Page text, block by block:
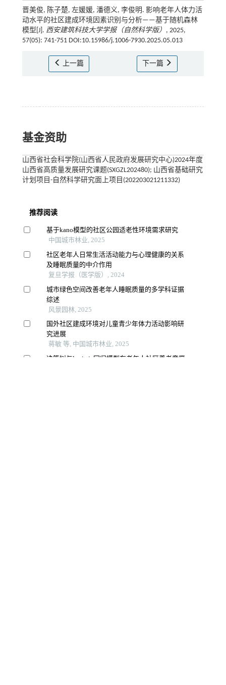
晋美俊, 陈子楚, 左媛媛, 潘德义, 李俊明. 影响老年人体力活
动水平的社区建成环境因素识别与分析——基于随机森林
模型[J]. 西安建筑科技大学学报（自然科学版） , 2025,
57(05): 741-751 DOI:10.15986/j.1006-7930.2025.05.013
上一篇 下一篇
基金资助
山西省社会科学院(山西省人民政府发展研究中心)2024年度
山西省高质量发展研究课题(SXGZL202480); 山西省基础研究
计划项目-自然科学研究面上项目(202203021211332)